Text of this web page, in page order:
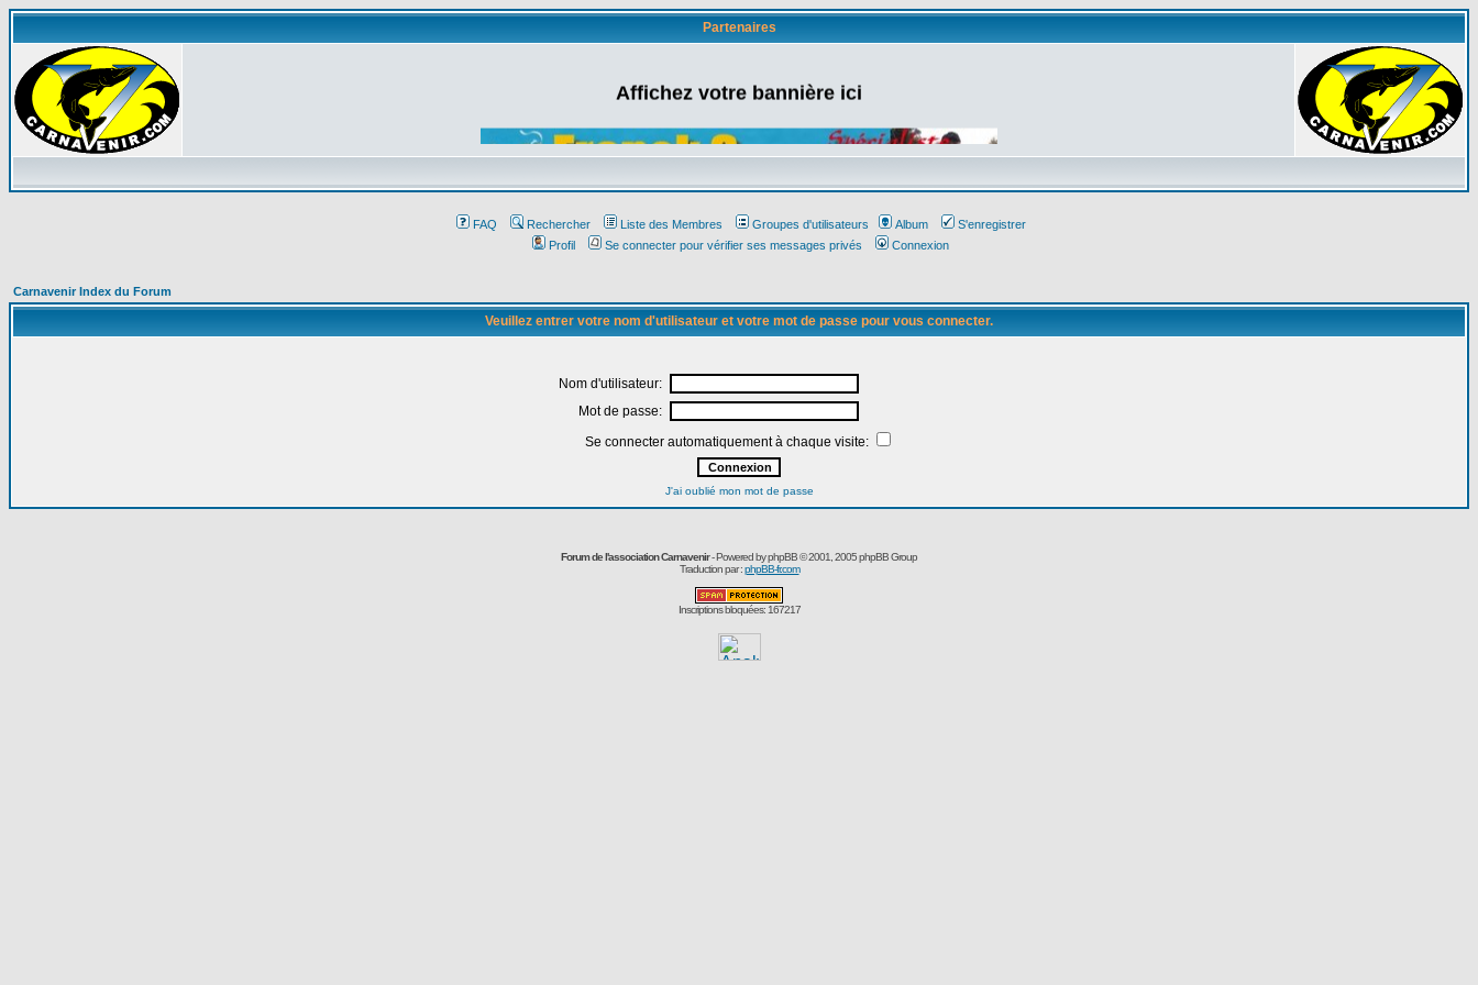
Partenaires
Affichez votre bannière ici
FAQ Rechercher Liste des Membres Groupes d'utilisateurs Album
S'enregistrer
Profil
Se connecter pour vérifier ses messages privés Connexion
Carnavenir Index du Forum
Veuillez entrer votre nom d'utilisateur et votre mot de passe pour vous connecter.
Nom d'utilisateur:
Mot de passe:
Se connecter automatiquement à chaque visite:
J'ai oublié mon mot de passe
Forum de l'association Carnavenir- Powered byphpBB© 2001, 2005 phpBB Group
Traduction par :phpBB-fr.com
Inscriptions bloquées: 167217